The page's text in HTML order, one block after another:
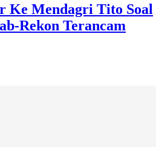
Ke Mendagri Tito Soal
Rekon Terancam